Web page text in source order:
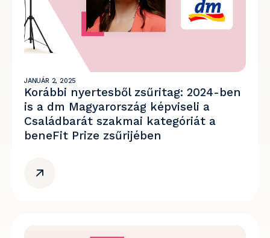
JANUÁR 2, 2025
Korábbi nyertesből zsűritag: 2024-ben
is a dm Magyarország képviseli a
Családbarát szakmai kategóriát a
beneFit Prize zsűrijében